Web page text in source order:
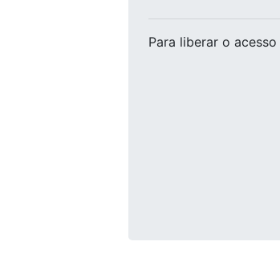
Para liberar o acesso